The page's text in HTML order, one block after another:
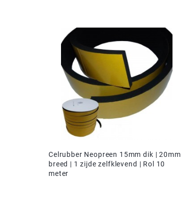
Celrubber Neopreen 15mm dik | 20mm
breed | 1 zijde zelfklevend | Rol 10
meter